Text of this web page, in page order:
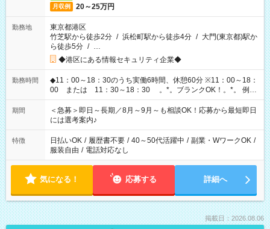
月収例 20～25万円
勤務地
東京都港区
竹芝駅から徒歩2分 / 浜松町駅から徒歩4分 / 大門(東京都)駅か
ら徒歩5分 / …
◆港区にある情報セキュリティ企業◆
勤務時間
◆11：00～18：30のうち実働6時間、休憩60分 ※11：00～18：
00 または 11：30～18：30 。*。ブランクOK！。*。 例え
ば前職が、 在宅/財団法人/事務/コールセンター/受付/販売/カフェ
スタッフ スイーツ販売/ホテルフロント/化粧品販売/など 様々な
業界から入社して活躍されています♪
期間
＜急募＞即日～長期／8月～9月～も相談OK！応募から最短即日
には選考案内♪
特徴 日払いOK / 履歴書不要 / 40～50代活躍中 / 副業・WワークOK /
服装自由 / 電話対応なし
気になる！ 応募する 詳細へ
掲載日：2026.08.06